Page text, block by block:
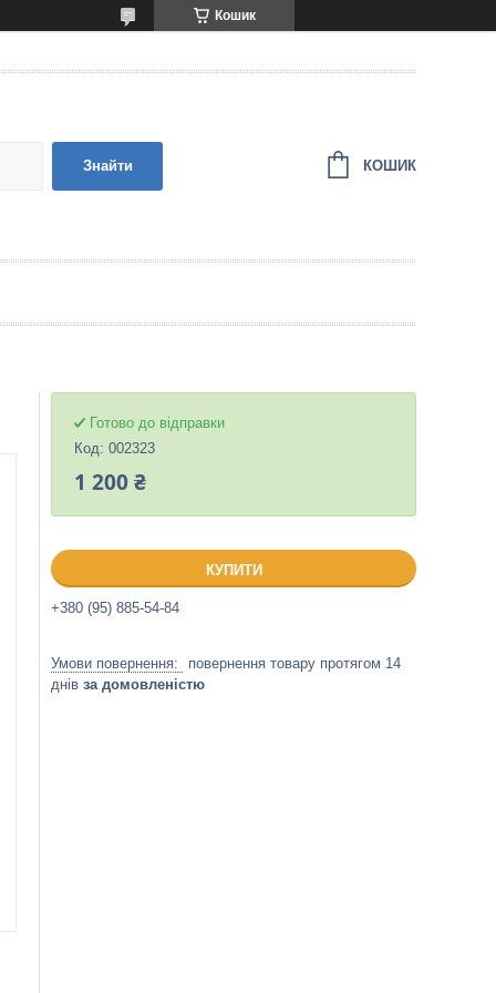
Кошик
Знайти КОШИК
Готово до відправки
Код: 002323
1 200 ₴
КУПИТИ
+380 (95) 885-54-84
повернення товару протягом 14
днів за домовленістю